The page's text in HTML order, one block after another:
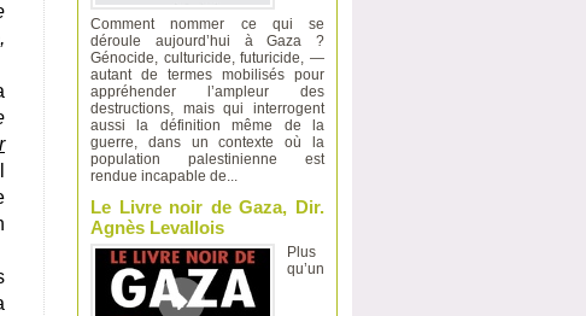
Comment nommer ce qui se
déroule aujourd’hui à Gaza ?
Génocide, culturicide, futuricide, —
autant de termes mobilisés pour
appréhender l’ampleur des
destructions, mais qui interrogent
aussi la définition même de la
guerre, dans un contexte où la
population palestinienne est
rendue incapable de...
Le Livre noir de Gaza, Dir.
Agnès Levallois
Plus
qu’un